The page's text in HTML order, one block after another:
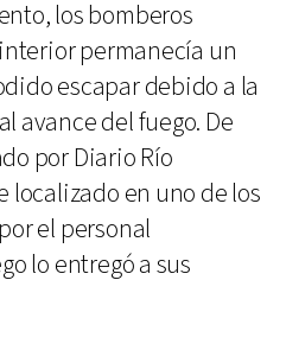
los bomberos
permanecía un
escapar debido a la
avance del fuego. De
por Diario Río
localizado en uno de los
el personal
lo entregó a sus